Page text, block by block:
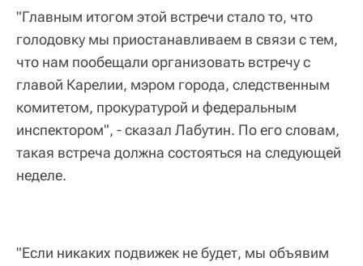
"Главным итогом этой встречи стало то, что
голодовку мы приостанавливаем в связи с тем,
что нам пообещали организовать встречу с
главой Карелии, мэром города, следственным
комитетом, прокуратурой и федеральным
инспектором", - сказал Лабутин. По его словам,
такая встреча должна состояться на следующей
неделе.
"Если никаких подвижек не будет, мы объявим